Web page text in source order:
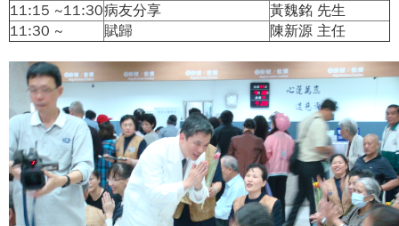
11:15 ~11:30病友分享
黃魏銘 先生
11:30 ~
賦歸 陳新源 主任